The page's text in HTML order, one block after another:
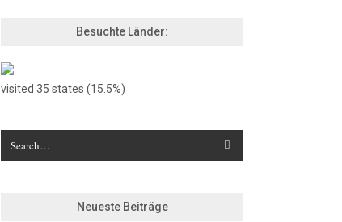
Besuchte Länder:
visited 35 states (15.5%)
Neueste Beiträge